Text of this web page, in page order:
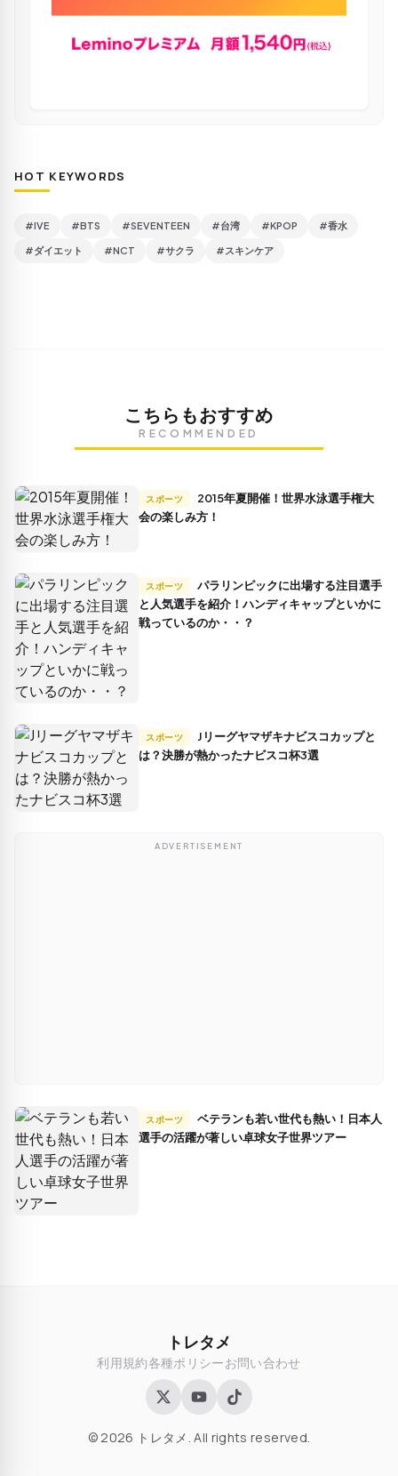
HOT KEYWORDS
#IVE #BTS #SEVENTEEN #台湾 #KPOP #香水
#ダイエット #NCT #サクラ #スキンケア
こちらもおすすめ
RECOMMENDED
スポーツ
会の楽しみ方！
スポーツ
と人気選手を紹介！ハンディキャップといかに
戦っているのか・・？
スポーツ
は？決勝が熱かったナビスコ杯3選
ADVERTISEMENT
スポーツ
選手の活躍が著しい卓球女子世界ツアー
トレタメ
利用規約各種ポリシーお問い合わせ
© 2026 トレタメ. All rights reserved.